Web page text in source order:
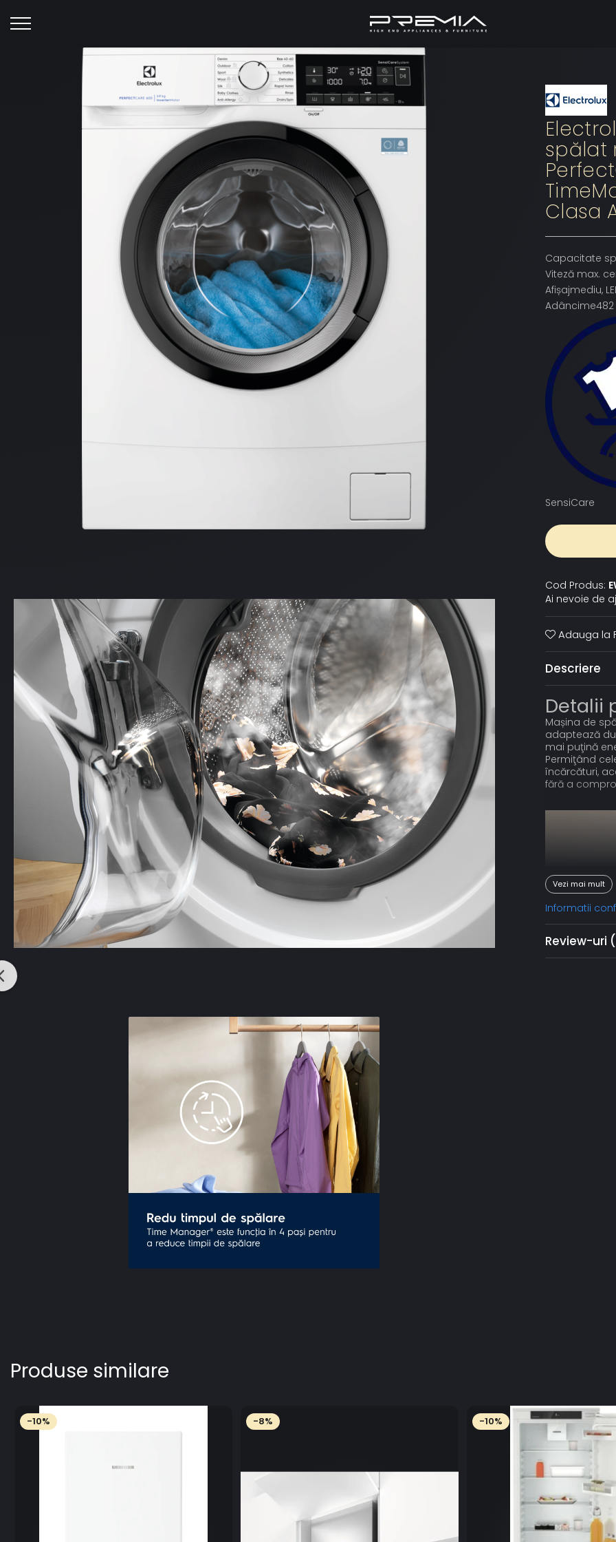
spălat
Clasa
Capacitate
Viteză max.
Afișajmediu,
SensiCare
Cod Produs:
Ai nevoie de
Adauga la
Descriere
Detalii
Mașina de
adaptează
mai puţină
Permiţând
încărcături,
fără a
Vezi mai mult
Informatii
Review-uri
Produse similare
-10% -8% -10%